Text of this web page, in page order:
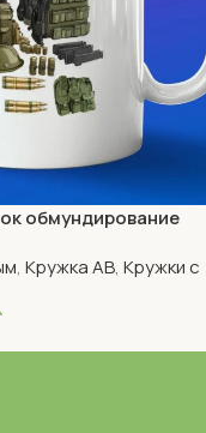
обмундирование
, Кружка АВ, Кружки с